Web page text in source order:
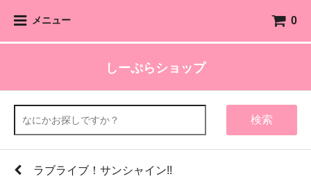
メニュー 0
しーぷらショップ
検索
ラブライブ！サンシャイン!!